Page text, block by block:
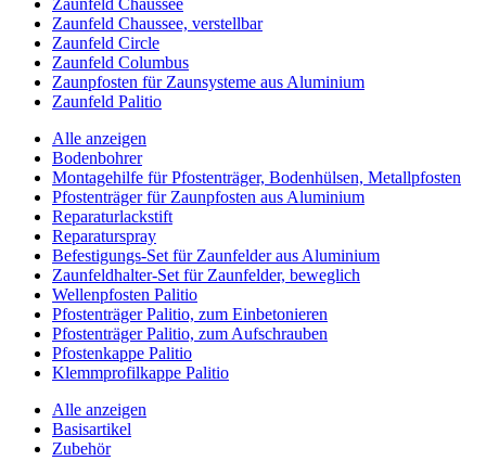
Zaunfeld Chaussee
Zaunfeld Chaussee, verstellbar
Zaunfeld Circle
Zaunfeld Columbus
Zaunpfosten für Zaunsysteme aus Aluminium
Zaunfeld Palitio
Alle anzeigen
Bodenbohrer
Montagehilfe für Pfostenträger, Bodenhülsen, Metallpfosten
Pfostenträger für Zaunpfosten aus Aluminium
Reparaturlackstift
Reparaturspray
Befestigungs-Set für Zaunfelder aus Aluminium
Zaunfeldhalter-Set für Zaunfelder, beweglich
Wellenpfosten Palitio
Pfostenträger Palitio, zum Einbetonieren
Pfostenträger Palitio, zum Aufschrauben
Pfostenkappe Palitio
Klemmprofilkappe Palitio
Alle anzeigen
Basisartikel
Zubehör